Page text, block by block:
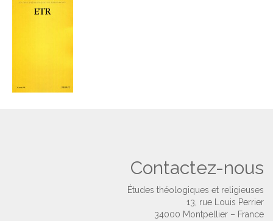
Contactez-nous
Études théologiques et religieuses
13, rue Louis Perrier
34000 Montpellier – France